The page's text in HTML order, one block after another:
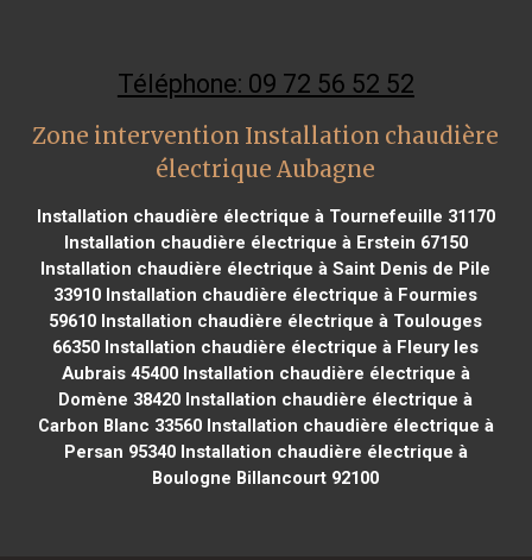
Téléphone: 09 72 56 52 52
Zone intervention Installation chaudière
électrique Aubagne
Installation chaudière électrique à Tournefeuille 31170
Installation chaudière électrique à Erstein 67150
Installation chaudière électrique à Saint Denis de Pile
33910 Installation chaudière électrique à Fourmies
59610 Installation chaudière électrique à Toulouges
66350 Installation chaudière électrique à Fleury les
Aubrais 45400Installation chaudière électrique à
Domène 38420 Installation chaudière électrique à
Carbon Blanc 33560Installation chaudière électrique à
Persan 95340Installation chaudière électrique à
Boulogne Billancourt 92100